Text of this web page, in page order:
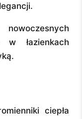
łazienkach
ciepła